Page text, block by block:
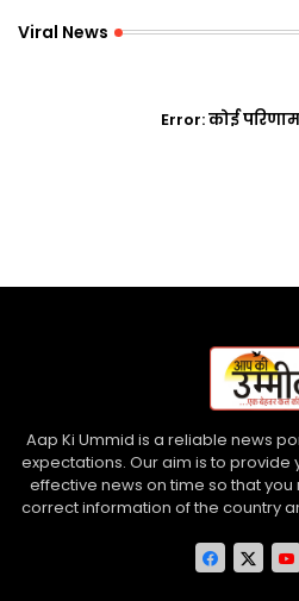
Viral News
Error:कोई
Aap Ki Ummid is a reliable news
expectations. Our aim is to
effective news on time so that
correct information of the country